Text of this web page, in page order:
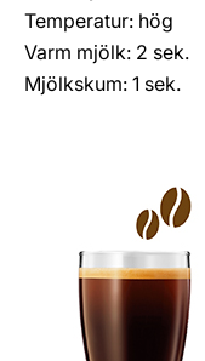
Temperatur: hög
Varm mjölk: 2 sek.
Mjölkskum: 1 sek.